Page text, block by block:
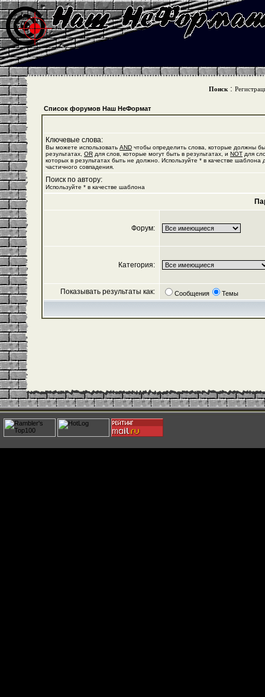
Поиск :
Список форумов Наш НеФормат
Ключевые слова:
Вы можете использовать AND чтобы определить слова, которые должны
результатах, OR для слов, которые могут быть в результатах, и NOT для
которых в результатах быть не должно. Используйте * в качестве шаблона
частичного совпадения.
Поиск по автору:
Используйте * в качестве шаблона
Форум:
Категория:
Показывать результаты как: Сообщения Темы